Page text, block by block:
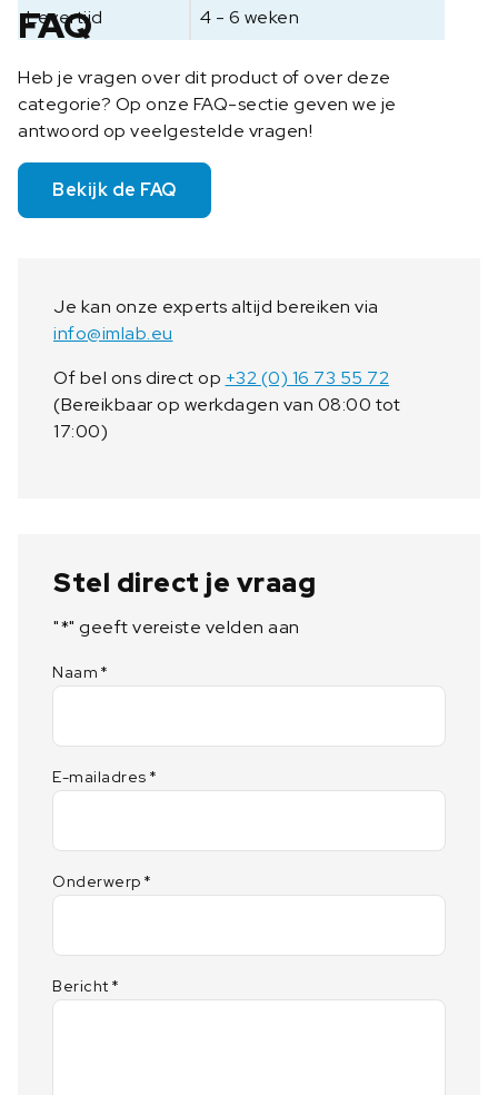
Levertijd
4 - 6 weken
FAQ
Heb je vragen over dit product of over deze
categorie? Op onze FAQ-sectie geven we je
antwoord op veelgestelde vragen!
Bekijk de FAQ
Je kan onze experts altijd bereiken via
info@imlab.eu
Of bel ons direct op +32 (0) 16 73 55 72
(Bereikbaar op werkdagen van 08:00 tot
17:00)
Stel direct je vraag
"*" geeft vereiste velden aan
Naam *
E-mailadres *
Onderwerp *
Bericht *